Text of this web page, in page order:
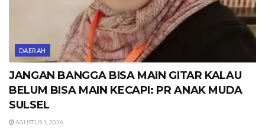
DAERAH
JANGAN BANGGA BISA MAIN GITAR KALAU
BELUM BISA MAIN KECAPI: PR ANAK MUDA
SULSEL
AGUSTUS 1, 2026